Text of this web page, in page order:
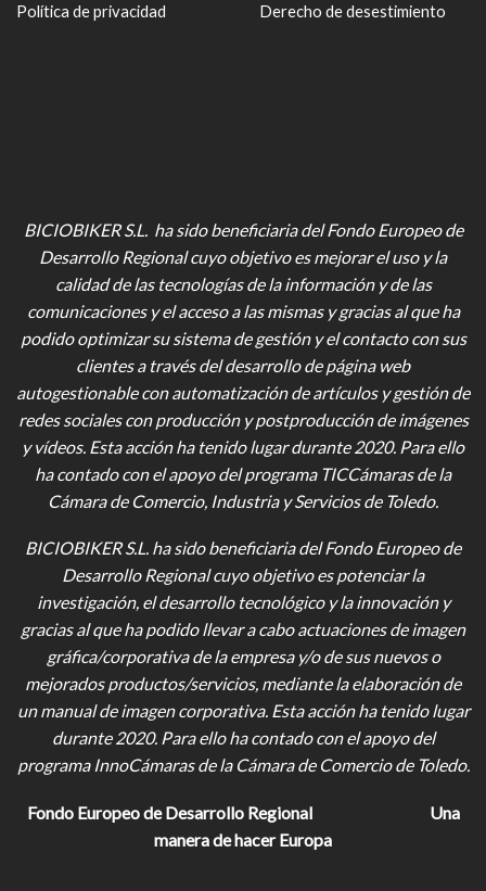
Política de privacidad
Derecho de desestimiento
BICIOBIKER S.L. ha sido beneficiaria del Fondo Europeo de
Desarrollo Regional cuyo objetivo es mejorar el uso y la
calidad de las tecnologías de la información y de las
comunicaciones y el acceso a las mismas y gracias al que ha
podido optimizar su sistema de gestión y el contacto con sus
clientes a través del desarrollo de página web
autogestionable con automatización de artículos y gestión de
redes sociales con producción y postproducción de imágenes
y vídeos. Esta acción ha tenido lugar durante 2020. Para ello
ha contado con el apoyo del programa TICCámaras de la
Cámara de Comercio, Industria y Servicios de Toledo.
BICIOBIKER S.L. ha sido beneficiaria del Fondo Europeo de
Desarrollo Regional cuyo objetivo es potenciar la
investigación, el desarrollo tecnológico y la innovación y
gracias al que ha podido llevar a cabo actuaciones de imagen
gráfica/corporativa de la empresa y/o de sus nuevos o
mejorados productos/servicios, mediante la elaboración de
un manual de imagen corporativa. Esta acción ha tenido lugar
durante 2020. Para ello ha contado con el apoyo del
programa InnoCámaras de la Cámara de Comercio de Toledo.
Fondo Europeo de Desarrollo Regional
Una
manera de hacer Europa